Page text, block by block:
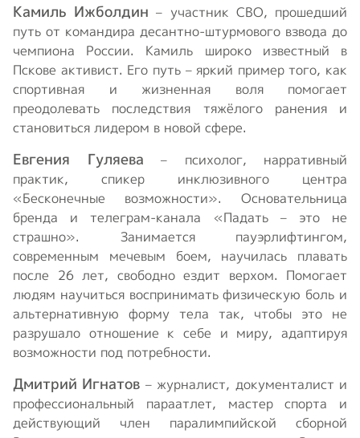
Камиль Ижболдин – участник СВО, прошедший
путь от командира десантно-штурмового взвода до
чемпиона России. Камиль широко известный в
Пскове активист. Его путь – яркий пример того, как
спортивная и жизненная воля помогает
преодолевать последствия тяжёлого ранения и
становиться лидером в новой сфере.
Евгения Гуляева – психолог, нарративный
практик, спикер инклюзивного центра
«Бесконечные возможности». Основательница
бренда и телеграм-канала «Падать – это не
страшно». Занимается пауэрлифтингом,
современным мечевым боем, научилась плавать
после 26 лет, свободно ездит верхом. Помогает
людям научиться воспринимать физическую боль и
альтернативную форму тела так, чтобы это не
разрушало отношение к себе и миру, адаптируя
возможности под потребности.
Дмитрий Игнатов – журналист, документалист и
профессиональный параатлет, мастер спорта и
действующий член паралимпийской сборной